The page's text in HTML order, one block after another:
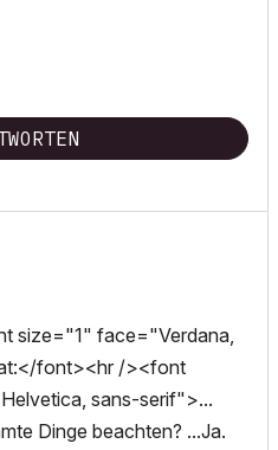
size="1" face="Verdana,
font><hr /><font
sans-serif">...
Dinge beachten? ...Ja.